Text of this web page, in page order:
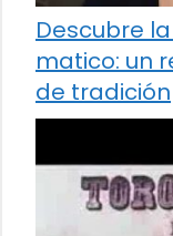
Descubre
matico: un
de tradición